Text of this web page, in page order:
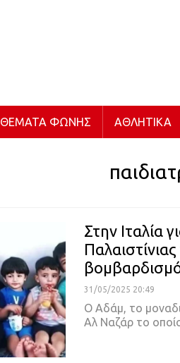
ΘΈΜΑΤΑ ΦΩΝΉΣ ΑΘΛΗΤΙΚΆ
Στην Ιταλία
31/05/2025 20:49
Ο Αδάμ, το
Αλ Ναζάρ το